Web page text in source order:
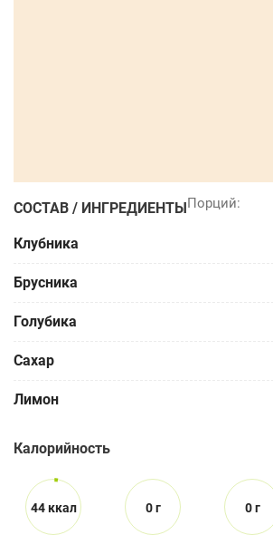
СОСТАВ / ИНГРЕДИЕНТЫ
Клубника
Брусника
Голубика
Сахар
Лимон
Калорийность
44 ккал 0 г 0 г